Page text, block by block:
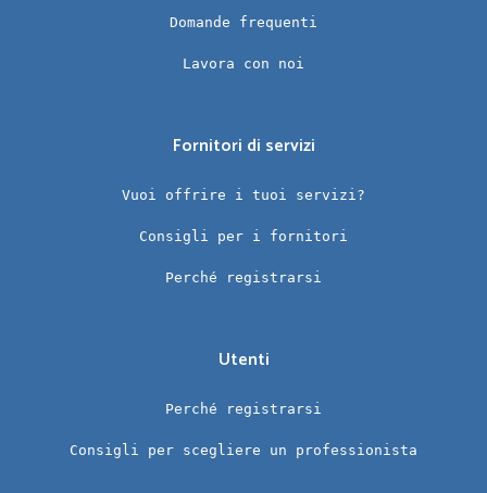
Domande frequenti
Lavora con noi
Fornitori di servizi
Vuoi offrire i tuoi servizi?
Consigli per i fornitori
Perché registrarsi
Utenti
Perché registrarsi
Consigli per scegliere un professionista